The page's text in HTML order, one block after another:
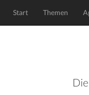
Start Themen